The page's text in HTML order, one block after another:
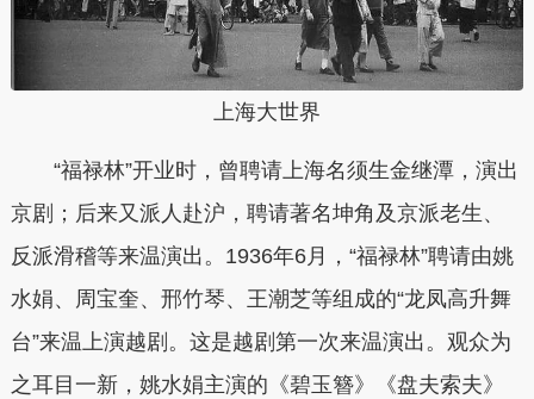
上海大世界
“福禄林”开业时，曾聘请上海名须生金继潭，演出
京剧；后来又派人赴沪，聘请著名坤角及京派老生、
反派滑稽等来温演出。1936年6月，“福禄林”聘请由姚
水娟、周宝奎、邢竹琴、王潮芝等组成的“龙凤高升舞
台”来温上演越剧。这是越剧第一次来温演出。观众为
之耳目一新，姚水娟主演的《碧玉簪》《盘夫索夫》